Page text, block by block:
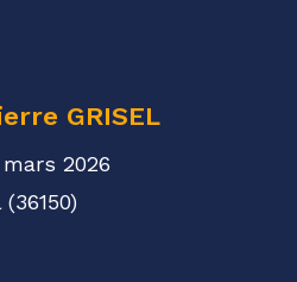
GRISEL
2026